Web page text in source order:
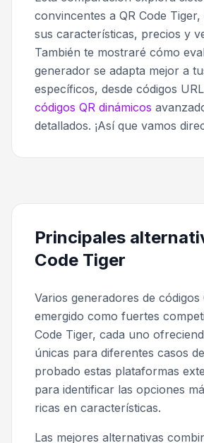
convincentes a QR Code
sus características, precios y
También te mostraré cómo
generador se adapta mejor a
específicos, desde códigos
códigos QR dinámicos
detallados. ¡Así que vamos
Principales
Code Tiger
Varios generadores de códigos
emergido como fuertes
Code Tiger, cada uno
únicas para diferentes casos
probado estas plataformas
para identificar las opciones
ricas en características.
Las mejores alternativas